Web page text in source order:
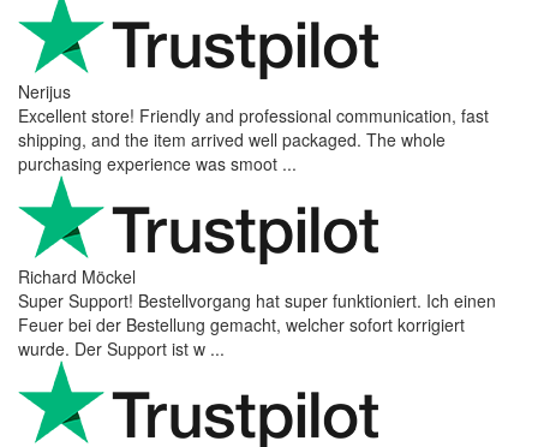
Nerijus
Excellent store! Friendly and professional communication, fast
shipping, and the item arrived well packaged. The whole
purchasing experience was smoot ...
Richard Möckel
Super Support! Bestellvorgang hat super funktioniert. Ich einen
Feuer bei der Bestellung gemacht, welcher sofort korrigiert
wurde. Der Support ist w ...